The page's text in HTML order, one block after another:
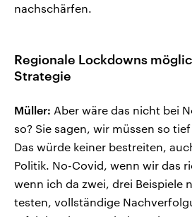
nachschärfen.
Regionale Lockdowns
Strategie
Müller: Aber wäre das nicht bei
so? Sie sagen, wir müssen so
Das würde keiner bestreiten,
Politik. No-Covid, wenn wir das
wenn ich da zwei, drei Beispiele
testen, vollständige